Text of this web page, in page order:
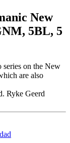
New
5BL, 5
on the New
are also
Ryke Geerd